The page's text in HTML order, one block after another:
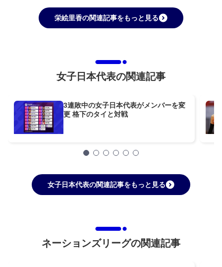
栄絵里香の関連記事をもっと見る
女子日本代表の関連記事
3連敗中の女子日本代表がメンバーを変
更 格下のタイと対戦
女子日本代表の関連記事をもっと見る
ネーションズリーグの関連記事